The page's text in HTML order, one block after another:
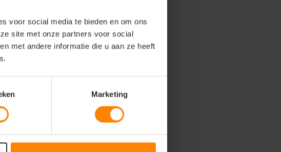
voor social media te bieden en om ons
site met onze partners voor social
met andere informatie die u aan ze heeft
Marketing